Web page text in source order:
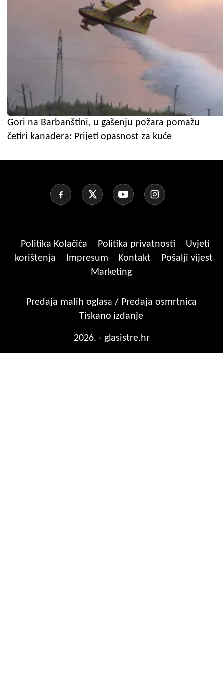
Gori na Barbanštini, u gašenju požara pomažu
četiri kanadera: Prijeti opasnost za kuće
Politika Kolačića Politika privatnosti
Uvjeti
korištenja
Impresum Kontakt
Pošalji vijest
Marketing
Predaja malih oglasa / Predaja osmrtnica
Tiskano izdanje
2026. - glasistre.hr